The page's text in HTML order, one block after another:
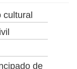
cultural
de